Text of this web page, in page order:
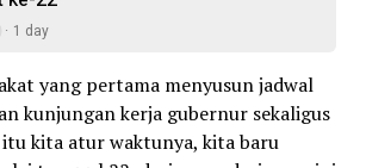
1 day
yang pertama menyusun jadwal
kunjungan kerja gubernur sekaligus
itu kita atur waktunya, kita baru